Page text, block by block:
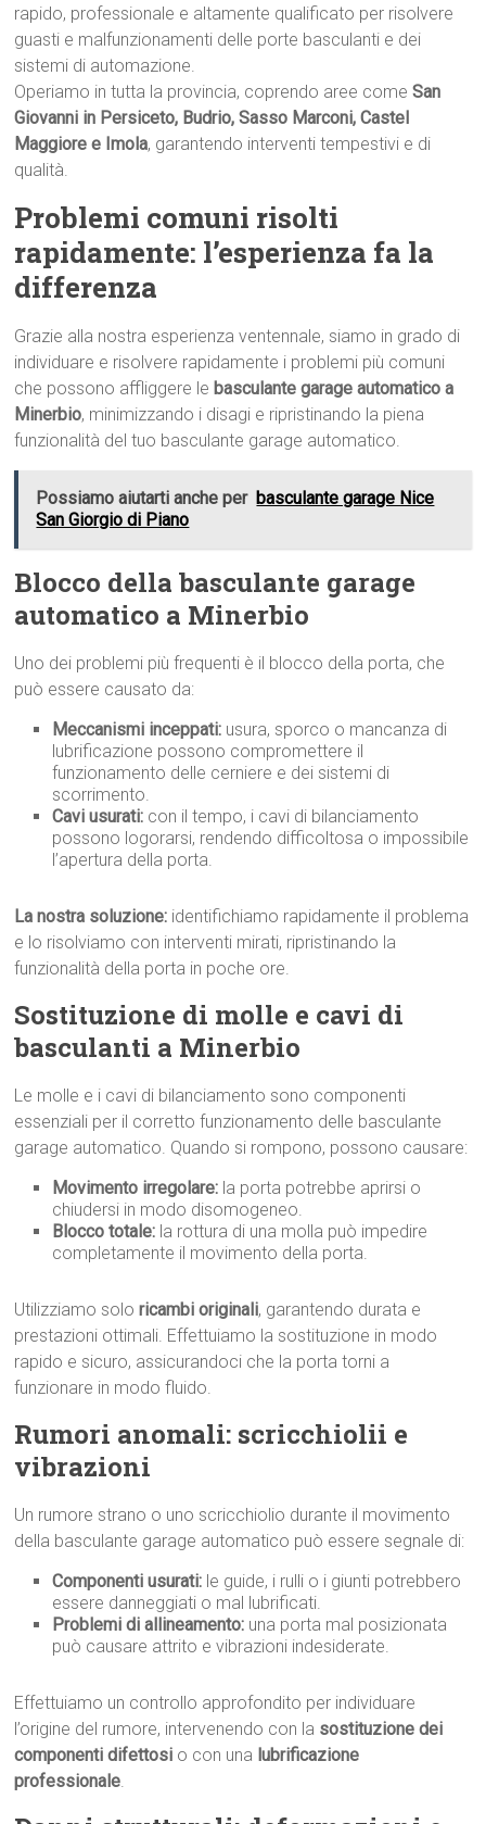
rapido, professionale e altamente qualificato per risolvere
guasti e malfunzionamenti delle porte basculanti e dei
sistemi di automazione.
Operiamo in tutta la provincia, coprendo aree comeSan
Giovanni in Persiceto, Budrio, Sasso Marconi, Castel
Maggiore e Imola, garantendo interventi tempestivi e di
qualità.
Problemi comuni risolti
rapidamente: l’esperienza fa la
differenza
Grazie alla nostra esperienza ventennale, siamo in grado di
individuare e risolvere rapidamente i problemi più comuni
che possono affliggere le basculante garage automatico a
Minerbio, minimizzando i disagi e ripristinando la piena
funzionalità del tuo basculante garage automatico.
Possiamo aiutarti anche per basculante garage Nice
San Giorgio di Piano
Blocco della basculante garage
automatico a Minerbio
Uno dei problemi più frequenti è il blocco della porta, che
può essere causato da:
Meccanismi inceppati: usura, sporco o mancanza di
lubrificazione possono compromettere il
funzionamento delle cerniere e dei sistemi di
scorrimento.
Cavi usurati: con il tempo, i cavi di bilanciamento
possono logorarsi, rendendo difficoltosa o impossibile
l’apertura della porta.
La nostra soluzione: identifichiamo rapidamente il problema
e lo risolviamo con interventi mirati, ripristinando la
funzionalità della porta in poche ore.
Sostituzione di molle e cavi di
basculanti a Minerbio
Le molle e i cavi di bilanciamento sono componenti
essenziali per il corretto funzionamento delle basculante
garage automatico. Quando si rompono, possono causare:
Movimento irregolare: la porta potrebbe aprirsi o
chiudersi in modo disomogeneo.
Blocco totale: la rottura di una molla può impedire
completamente il movimento della porta.
Utilizziamo soloricambi originali, garantendo durata e
prestazioni ottimali. Effettuiamo la sostituzione in modo
rapido e sicuro, assicurandoci che la porta torni a
funzionare in modo fluido.
Rumori anomali: scricchiolii e
vibrazioni
Un rumore strano o uno scricchiolio durante il movimento
della basculante garage automatico può essere segnale di:
Componenti usurati: le guide, i rulli o i giunti potrebbero
essere danneggiati o mal lubrificati.
Problemi di allineamento: una porta mal posizionata
può causare attrito e vibrazioni indesiderate.
Effettuiamo un controllo approfondito per individuare
l’origine del rumore, intervenendo con la sostituzione dei
componenti difettosi o con una lubrificazione
professionale.